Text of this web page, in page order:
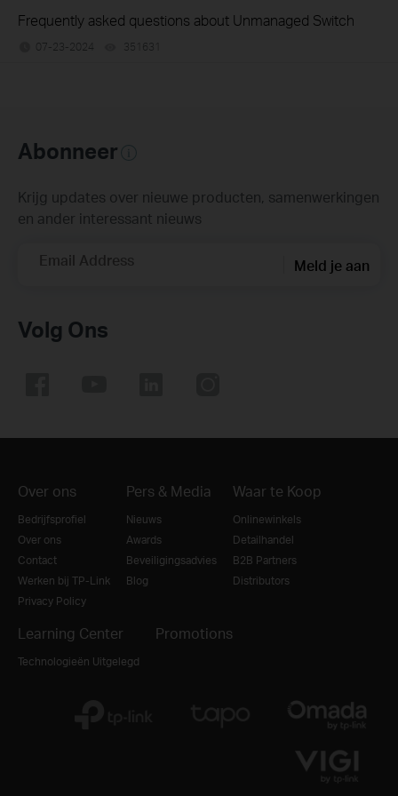
Frequently asked questions about Unmanaged Switch
07-23-2024 351631
Abonneer
Krijg updates over nieuwe producten, samenwerkingen
en ander interessant nieuws
Email Address Meld je aan
Volg Ons
Over ons
Bedrijfsprofiel
Over ons
Contact
Werken bij TP-Link
Privacy Policy
Pers & Media
Nieuws
Awards
Beveiligingsadvies
Blog
Waar te Koop
Onlinewinkels
Detailhandel
B2B Partners
Distributors
Learning Center
Technologieën Uitgelegd
Promotions